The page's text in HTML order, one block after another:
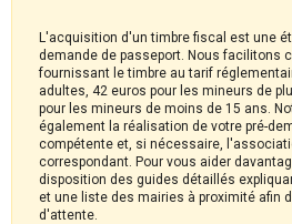
L'acquisition d'un timbre fiscal est une
demande de passeport. Nous facilitons
fournissant le timbre au tarif
adultes, 42 euros pour les mineurs de
pour les mineurs de moins de 15 ans.
également la réalisation de votre pré-
compétente et, si nécessaire,
correspondant. Pour vous aider
disposition des guides détaillés
et une liste des mairies à proximité afin
d'attente.